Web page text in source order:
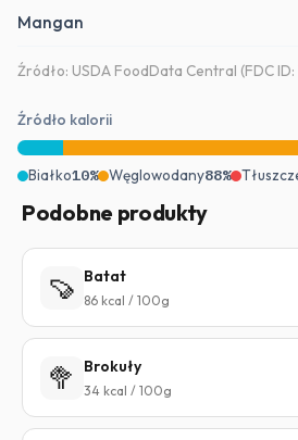
Mangan
Źródło: USDA FoodData Central (FDC
Źródło kalorii
Białko10% Węglowodany88%
Podobne produkty
🍠 Batat
86 kcal / 100g
🥦 Brokuły
34 kcal / 100g